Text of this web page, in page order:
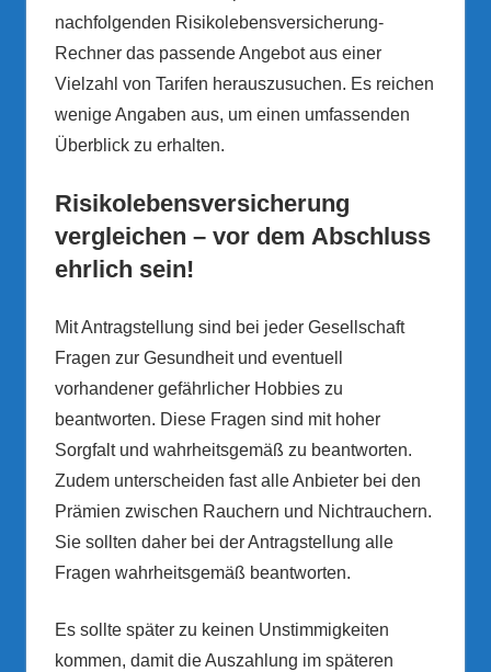
nachfolgenden Risikolebensversicherung-
Rechner das passende Angebot aus einer
Vielzahl von Tarifen herauszusuchen. Es reichen
wenige Angaben aus, um einen umfassenden
Überblick zu erhalten.
Risikolebensversicherung
vergleichen – vor dem Abschluss
ehrlich sein!
Mit Antragstellung sind bei jeder Gesellschaft
Fragen zur Gesundheit und eventuell
vorhandener gefährlicher Hobbies zu
beantworten. Diese Fragen sind mit hoher
Sorgfalt und wahrheitsgemäß zu beantworten.
Zudem unterscheiden fast alle Anbieter bei den
Prämien zwischen Rauchern und Nichtrauchern.
Sie sollten daher bei der Antragstellung alle
Fragen wahrheitsgemäß beantworten.
Es sollte später zu keinen Unstimmigkeiten
kommen, damit die Auszahlung im späteren